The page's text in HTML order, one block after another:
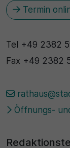
Termin
Tel +49 2382
Fax +49 2382
Öffnungs-